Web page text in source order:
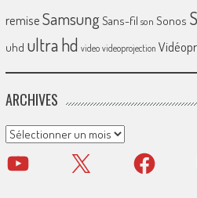
remiseSamsungSans-fil son Sonos
uhd ultra hd video videoprojection
ARCHIVES
Archives
YouTube X Facebook